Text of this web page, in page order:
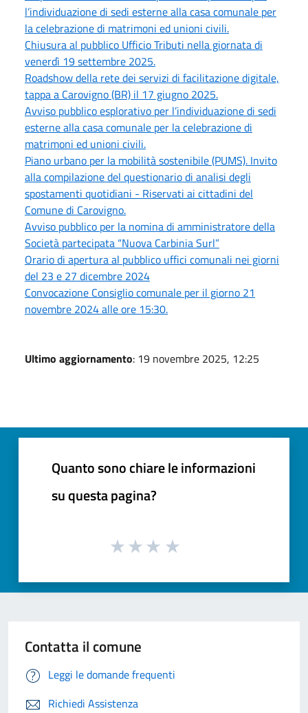
l’individuazione di sedi esterne alla casa comunale per
la celebrazione di matrimoni ed unioni civili.
Chiusura al pubblico Ufficio Tributi nella giornata di
venerdì 19 settembre 2025.
Roadshow della rete dei servizi di facilitazione digitale,
tappa a Carovigno (BR) il 17 giugno 2025.
Avviso pubblico esplorativo per l’individuazione di sedi
esterne alla casa comunale per la celebrazione di
matrimoni ed unioni civili.
Piano urbano per la mobilità sostenibile (PUMS). Invito
alla compilazione del questionario di analisi degli
spostamenti quotidiani - Riservati ai cittadini del
Comune di Carovigno.
Avviso pubblico per la nomina di amministratore della
Società partecipata “Nuova Carbinia Surl”
Orario di apertura al pubblico uffici comunali nei giorni
del 23 e 27 dicembre 2024
Convocazione Consiglio comunale per il giorno 21
novembre 2024 alle ore 15:30.
Ultimo aggiornamento: 19 novembre 2025, 12:25
Quanto sono chiare le informazioni
su questa pagina?
Contatta il comune
Leggi le domande frequenti
Richiedi Assistenza